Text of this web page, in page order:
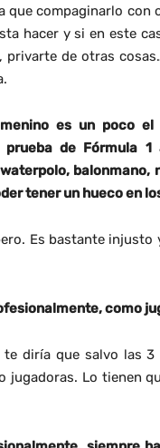
que compaginarlo
hacer y si en este
privarte de otras
es un poco
de Fórmula
tener un hueco en
Es bastante
como
diría que salvo las
jugadoras. Lo tienen